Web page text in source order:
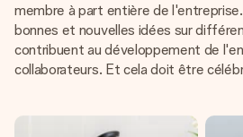
membre à part entière de
bonnes et nouvelles idées sur
contribuent au développement de
collaborateurs. Et cela doit être